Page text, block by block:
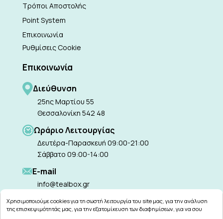
Τρόποι Αποστολής
Point System
Επικοινωνία
Ρυθμίσεις Cookie
Επικοινωνία
Διεύθυνση
25ης Μαρτίου 55
Θεσσαλονίκη 542 48
Ωράριο Λειτουργίας
Δευτέρα-Παρασκευή 09:00-21:00
Σάββατο 09:00-14:00
Ε-mail
info@tealbox.gr
Χρησιμοποιούμε cookies για τη σωστή λειτουργία του site μας, για την ανάλυση
της επισκεψιμότητάς μας, για την εξατομίκευση των διαφημίσεων, για να σου